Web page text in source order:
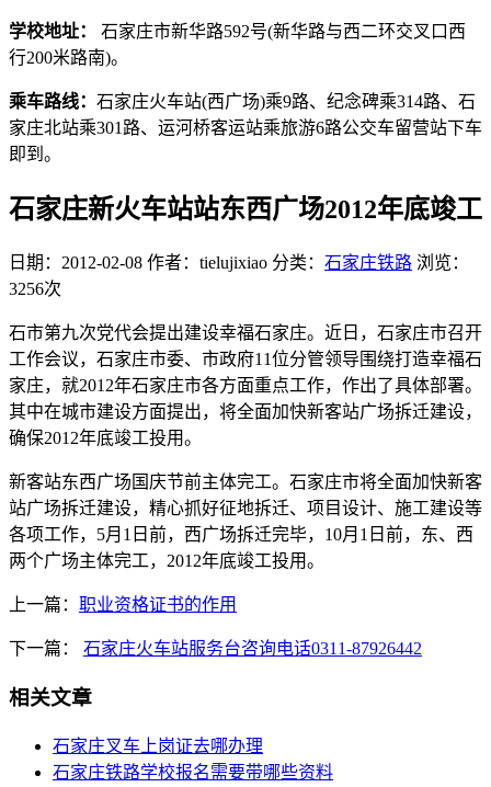
学校地址： 石家庄市新华路592号(新华路与西二环交叉口西
行200米路南)。
乘车路线： 石家庄火车站(西广场)乘9路、纪念碑乘314路、石
家庄北站乘301路、运河桥客运站乘旅游6路公交车留营站下车
即到。
石家庄新火车站站东西广场2012年底竣工
日期：2012-02-08 作者：tielujixiao 分类： 石家庄铁路 浏览：
3256次
石市第九次党代会提出建设幸福石家庄。近日，石家庄市召开
工作会议，石家庄市委、市政府11位分管领导围绕打造幸福石
家庄，就2012年石家庄市各方面重点工作，作出了具体部署。
其中在城市建设方面提出，将全面加快新客站广场拆迁建设，
确保2012年底竣工投用。
新客站东西广场国庆节前主体完工。石家庄市将全面加快新客
站广场拆迁建设，精心抓好征地拆迁、项目设计、施工建设等
各项工作，5月1日前，西广场拆迁完毕，10月1日前，东、西
两个广场主体完工，2012年底竣工投用。
上一篇： 职业资格证书的作用
下一篇： 石家庄火车站服务台咨询电话0311-87926442
相关文章
石家庄叉车上岗证去哪办理
石家庄铁路学校报名需要带哪些资料